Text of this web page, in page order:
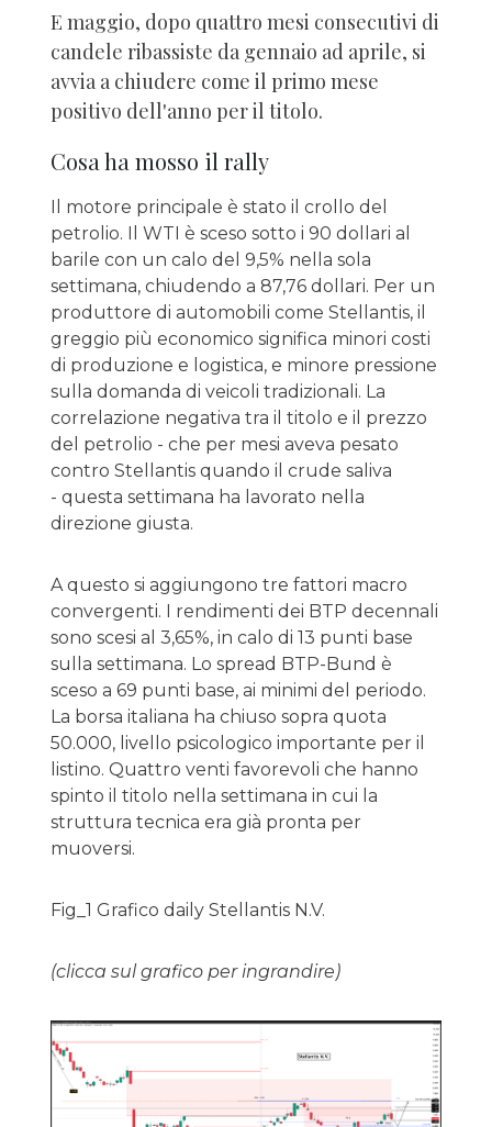
E maggio, dopo quattro mesi consecutivi di
candele ribassiste da gennaio ad aprile, si
avvia a chiudere come il primo mese
positivo dell'anno per il titolo.
Cosa ha mosso il rally
Il motore principale è stato il crollo del
petrolio. Il WTI è sceso sotto i 90 dollari al
barile con un calo del 9,5% nella sola
settimana, chiudendo a 87,76 dollari. Per un
produttore di automobili come Stellantis, il
greggio più economico significa minori costi
di produzione e logistica, e minore pressione
sulla domanda di veicoli tradizionali. La
correlazione negativa tra il titolo e il prezzo
del petrolio - che per mesi aveva pesato
contro Stellantis quando il crude saliva
- questa settimana ha lavorato nella
direzione giusta.
A questo si aggiungono tre fattori macro
convergenti. I rendimenti dei BTP decennali
sono scesi al 3,65%, in calo di 13 punti base
sulla settimana. Lo spread BTP-Bund è
sceso a 69 punti base, ai minimi del periodo.
La borsa italiana ha chiuso sopra quota
50.000, livello psicologico importante per il
listino. Quattro venti favorevoli che hanno
spinto il titolo nella settimana in cui la
struttura tecnica era già pronta per
muoversi.
Fig_1 Grafico daily Stellantis N.V.
(clicca sul grafico per ingrandire)